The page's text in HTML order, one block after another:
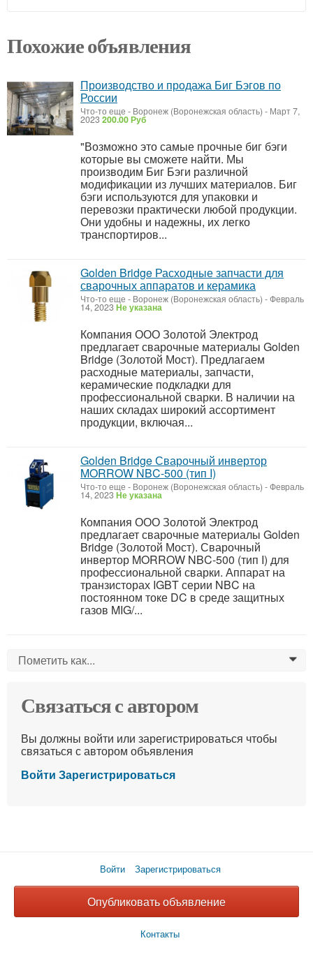
Похожие объявления
Производство и продажа Биг Бэгов по
России
Что-то еще - Воронеж (Воронежская область) - Март 7,
2023200.00 Руб
"Возможно это самые прочные биг бэги
которые вы сможете найти. Мы
производим Биг Бэги различной
модификации из лучших материалов. Биг
бэги используются для упаковки и
перевозки практически любой продукции.
Они удобны и надежны, их легко
транспортиров...
Golden Bridge Расходные запчасти для
сварочных аппаратов и керамика
Что-то еще - Воронеж (Воронежская область) -Февраль
14, 2023Не указана
Компания ООО Золотой Электрод
предлагает сварочные материалы Golden
Bridge (Золотой Мост). Предлагаем
расходные материалы, запчасти,
керамические подкладки для
профессиональной сварки. В наличии на
наших складах широкий ассортимент
продукции, включая...
Golden Bridge Сварочный инвертор
MORROW NBC-500 (тип I)
Что-то еще - Воронеж (Воронежская область) -Февраль
14, 2023Не указана
Компания ООО Золотой Электрод
предлагает сварочные материалы Golden
Bridge (Золотой Мост). Сварочный
инвертор MORROW NBC-500 (тип I) для
профессиональной сварки. Аппарат на
транзисторах IGBT серии NBC на
постоянном токе DC в среде защитных
газов MIG/...
Пометить как... 0
Связаться с автором
Вы должны войти или зарегистрироваться чтобы
связаться с автором объявления
Войти Зарегистрироваться
Войти Зарегистрироваться
Опубликовать объявление
Контакты